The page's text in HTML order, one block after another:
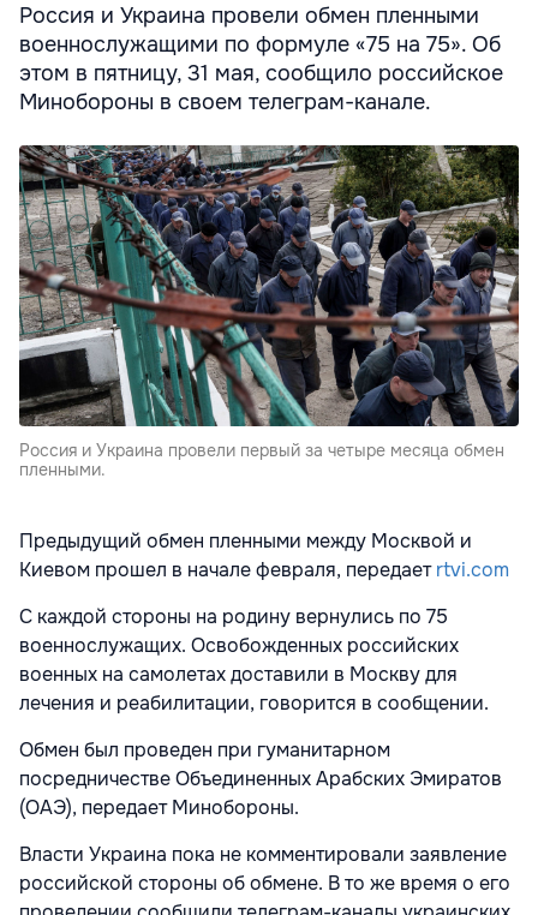
Россия и Украина провели обмен пленными
военнослужащими по формуле «75 на 75». Об
этом в пятницу, 31 мая, сообщило российское
Минобороны в своем телеграм-канале.
Россия и Украина провели первый за четыре месяца обмен
пленными.
Предыдущий обмен пленными между Москвой и
Киевом прошел в начале февраля, передаетrtvi.com
С каждой стороны на родину вернулись по 75
военнослужащих. Освобожденных российских
военных на самолетах доставили в Москву для
лечения и реабилитации, говорится в сообщении.
Обмен был проведен при гуманитарном
посредничестве Объединенных Арабских Эмиратов
(ОАЭ), передает Минобороны.
Власти Украина пока не комментировали заявление
российской стороны об обмене. В то же время о его